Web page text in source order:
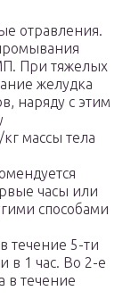
отравления.
При тяжелых
желудка
наряду с этим
массы тела
часы или
способами
течение 5-ти
в 1 час. Во 2-е
в течение